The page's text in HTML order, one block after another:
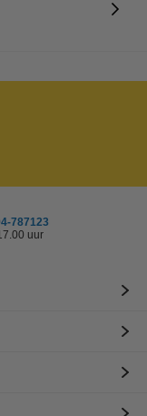
787123
uur